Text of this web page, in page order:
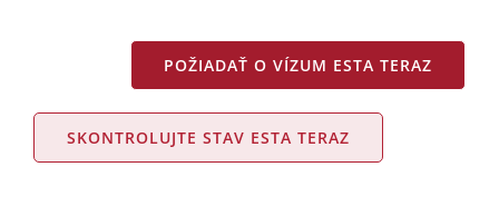
POŽIADAŤ O VÍZUM ESTA TERAZ
SKONTROLUJTE STAV ESTA TERAZ